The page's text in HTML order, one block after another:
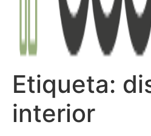
Etiqueta:
interior